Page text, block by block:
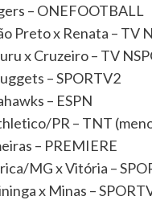
– ONEFOOTBALL
Preto x Renata – TV
x Cruzeiro – TV
– SPORTV2
– ESPN
PR – TNT
– PREMIERE
MG x Vitória –
x Minas –